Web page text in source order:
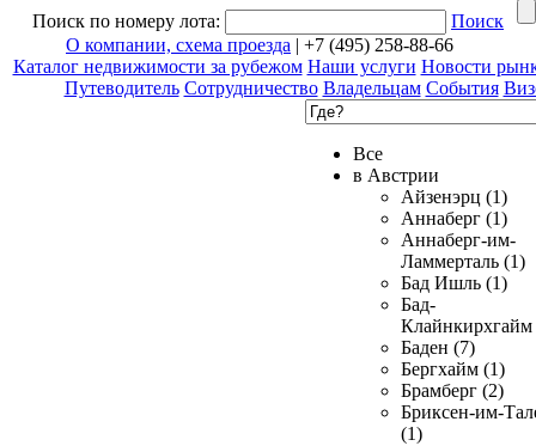
Поиск по номеру лота:
Поиск
О компании, схема проезда | +7 (495) 258-88-66
Каталог недвижимости за рубежом Наши услуги Новости
Путеводитель Сотрудничество Владельцам События
Все
в Австрии
Айзенэрц (1)
Аннаберг (1)
Аннаберг-им-
Ламмерталь (1)
Бад Ишль (1)
Бад-
Клайнкирхгайм
Баден (7)
Бергхайм (1)
Брамберг (2)
Бриксен-им-
(1)